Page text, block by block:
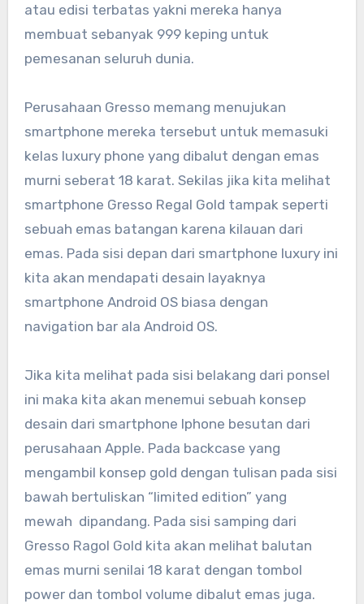
atau edisi terbatas yakni mereka hanya
membuat sebanyak 999 keping untuk
pemesanan seluruh dunia.
Perusahaan Gresso memang menujukan
smartphone mereka tersebut untuk memasuki
kelas luxury phone yang dibalut dengan emas
murni seberat 18 karat. Sekilas jika kita melihat
smartphone Gresso Regal Gold tampak seperti
sebuah emas batangan karena kilauan dari
emas. Pada sisi depan dari smartphone luxury ini
kita akan mendapati desain layaknya
smartphone Android OS biasa dengan
navigation bar ala Android OS.
Jika kita melihat pada sisi belakang dari ponsel
ini maka kita akan menemui sebuah konsep
desain dari smartphone Iphone besutan dari
perusahaan Apple. Pada backcase yang
mengambil konsep gold dengan tulisan pada sisi
bawah bertuliskan “limited edition” yang
mewah dipandang. Pada sisi samping dari
Gresso Ragol Gold kita akan melihat balutan
emas murni senilai 18 karat dengan tombol
power dan tombol volume dibalut emas juga.